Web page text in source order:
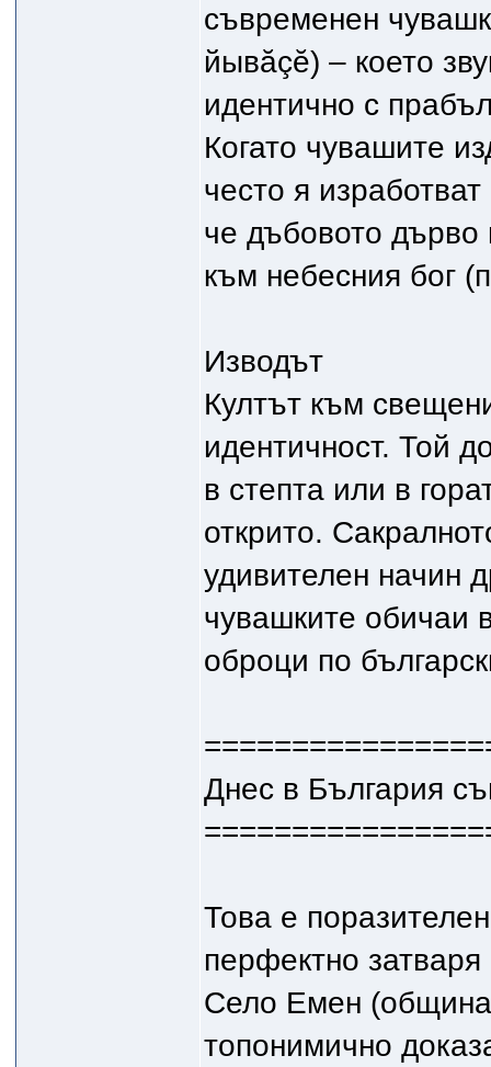
съвременен
йывăçĕ) – което
идентично с
Когато чувашите
често я
че дъбовото
към небесния бог
Изводът
Култът към
идентичност. Той
в степта или в
открито.
удивителен начин
чувашките обичаи
оброци по
Днес в България
Това е
перфектно
Село Емен
топонимично